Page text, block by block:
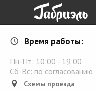
Время работы:
Пн-Пт: 10:00 - 19:00
Сб-Вс: по согласованию
Схемы проезда